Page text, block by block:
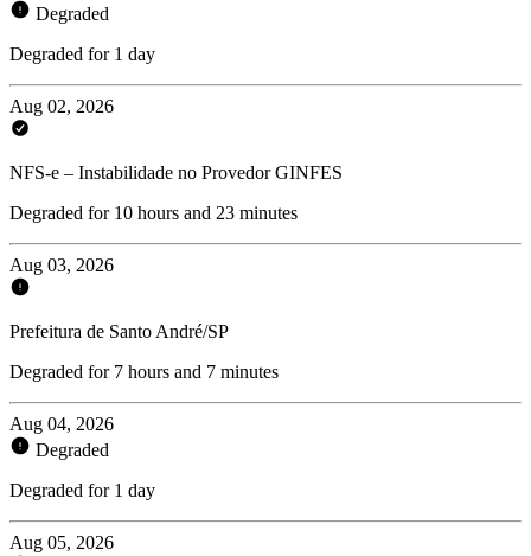
Degraded
Degraded for 1 day
Aug 02, 2026
NFS-e – Instabilidade no Provedor GINFES
Degraded for 10 hours and 23 minutes
Aug 03, 2026
Prefeitura de Santo André/SP
Degraded for 7 hours and 7 minutes
Aug 04, 2026
Degraded
Degraded for 1 day
Aug 05, 2026